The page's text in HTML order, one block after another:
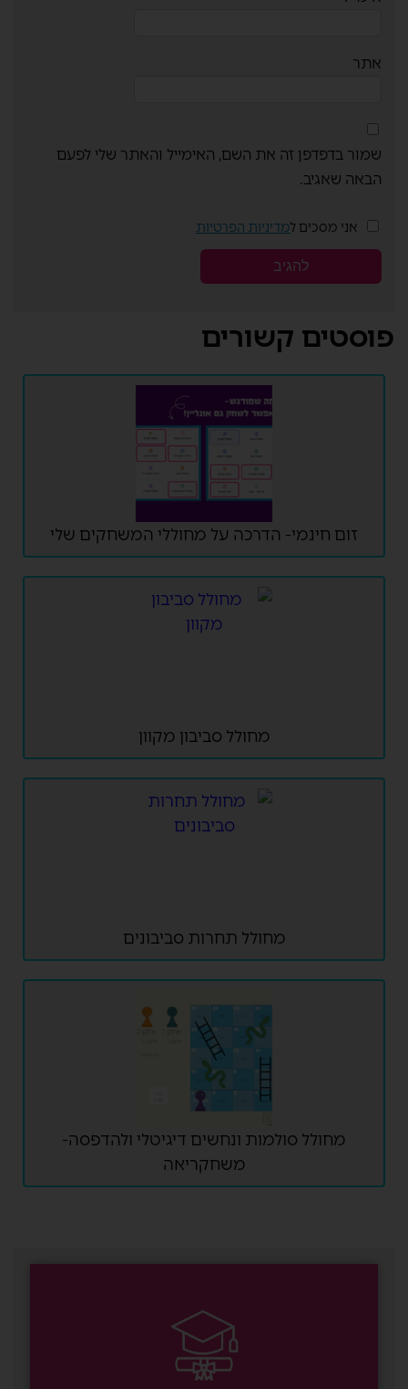
אתר
שמור בדפדפן זה את השם, האימייל והאתר שלי לפעם
הבאה שאגיב.
אני מסכים למדיניות הפרטיות
פוסטים קשורים
זום חינמי- הדרכה על מחוללי המשחקים שלי
מחולל סביבון מקוון
מחולל תחרות סביבונים
מחולל סולמות ונחשים דיגיטלי ולהדפסה-
משחקריאה